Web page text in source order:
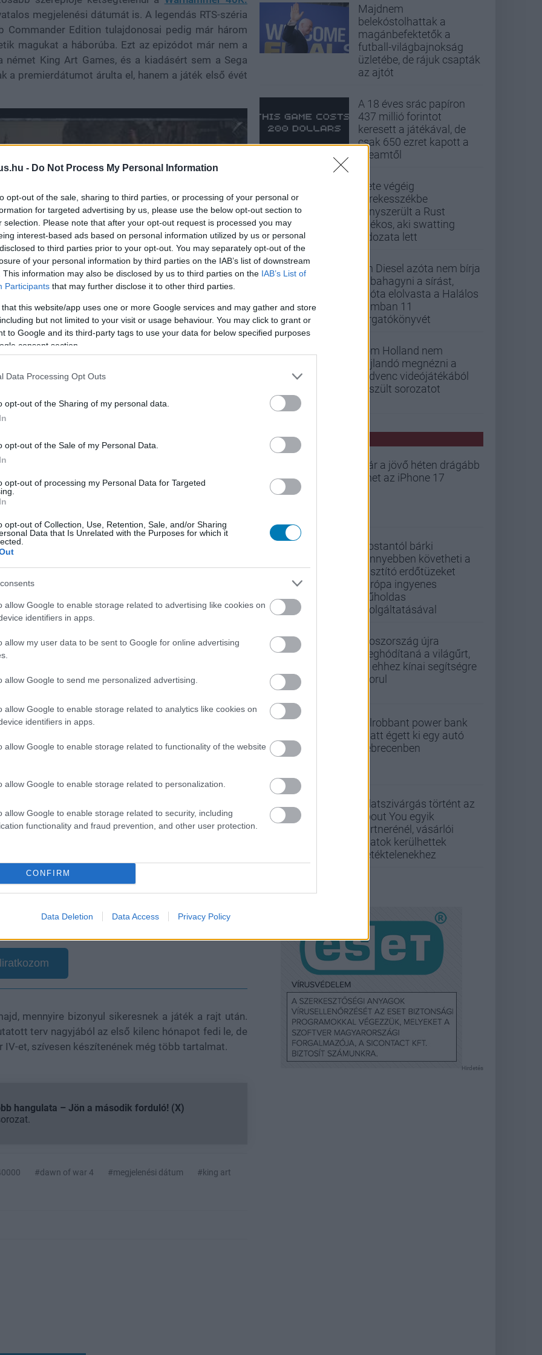
- Do Not Process My Personal Information
opt-out of the sale, sharing to third parties, or processing of your personal or
for targeted advertising by us, please use the below opt-out section to
selection. Please note that after your opt-out request is processed you may
interest-based ads based on personal information utilized by us or personal
to third parties prior to your opt-out. You may separately opt-out of the
of your personal information by third parties on the IAB’s list of downstream
This information may also be disclosed by us to third parties on the IAB’s List of
Participants that may further disclose it to other third parties.
that this website/app uses one or more Google services and may gather and store
but not limited to your visit or usage behaviour. You may click to grant or
to Google and its third-party tags to use your data for below specified purposes
consent section.
Data Processing Opt Outs
opt-out of the Sharing of my personal data.
opt-out of the Sale of my Personal Data.
opt-out of processing my Personal Data for Targeted
opt-out of Collection, Use, Retention, Sale, and/or Sharing
Data that Is Unrelated with the Purposes for which it
allow Google to enable storage related to advertising like cookies on
identifiers in apps.
allow my user data to be sent to Google for online advertising
allow Google to send me personalized advertising.
allow Google to enable storage related to analytics like cookies on
identifiers in apps.
allow Google to enable storage related to functionality of the website
allow Google to enable storage related to personalization.
allow Google to enable storage related to security, including
functionality and fraud prevention, and other user protection.
CONFIRM
Data Deletion Data Access Privacy Policy
megjelenési dátumát is. A legendás RTS-széria
Commander Edition tulajdonosai pedig már három
magukat a háborúba. Ezt az epizódot már nem a
német King Art Games, és a kiadásért sem a Sega
a premierdátumot árulta el, hanem a játék első évét
fizetős DLC-k egyaránt érkeznek majd. Az egyik
lesz 2026 őszén, amely a rajongók körében
modernizált változatának tűnik. A mód egy
használ, ahol területről területre haladva lehet
küldetésszerkesztő is tervben van, továbbá új
A Commander Edition ráadásul két
a Dawn of War-rajongók kedvenc űrgárdista
tér vissza egy Blood Ravens különítmény az ősi
kirobbanna a háború. A küldetés során olyan
sorsát meghatározhatják. A fejlesztők egyelőre
aki vezeti az alakulatot.
Expansion névre hallgat, amely már egy
szerint ez a kampány a fő történet folytatása lesz,
járnak majd a játékos győzelmei, miközben új
mellett további parancsnokok és egy jelentős
lebegtetni, hogy a jövőben további frakciók
Theysen ugyan nem árulta el, mi lesz az ötödik
mely ikonikus Dawn of War-faj hiányzik jelenleg a
népre, vagyis az eldákra kezdett tippelni.
jön szembe GSO-n vagy a social médiában.
a legjobbakat,
mennyire bizonyul sikeresnek a játék a rajt után.
terv nagyjából az első kilenc hónapot fedi le, de
IV-et, szívesen készítenének még több tartalmat.
hangulata – Jön a második forduló! (X)
#dawn of war 4 #megjelenési dátum
#king art
Majdnem
belekóstolhattak a
magánbefektetők a
futball-világbajnokság
üzletébe, de rájuk csapták
az ajtót
A 18 éves srác papíron
437 millió forintot
keresett a játékával, de
csak 650 ezret kapott a
Steamtől
Élete végéig
kerekesszékbe
kényszerült a Rust
játékos, aki swatting
áldozata lett
Vin Diesel azóta nem bírja
abbahagyni a sírást,
mióta elolvasta a Halálos
iramban 11
forgatókönyvét
Tom Holland nem
hajlandó megnézni a
kedvenc videójátékából
készült sorozatot
PCW HÍREK
Már a jövő héten drágább
lehet az iPhone 17
Mostantól bárki
könnyebben követheti a
pusztító erdőtüzeket
Európa ingyenes
műholdas
szolgáltatásával
Oroszország újra
meghódítaná a világűrt,
de ehhez kínai segítségre
szorul
Felrobbant power bank
miatt égett ki egy autó
Debrecenben
Adatszivárgás történt az
About You egyik
partnerénél, vásárlói
adatok kerülhettek
illetéktelenekhez
Hirdetés